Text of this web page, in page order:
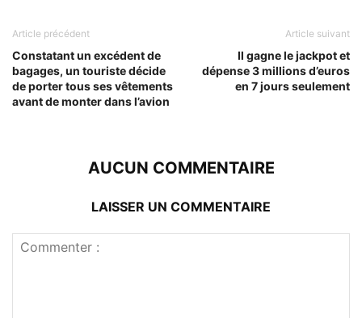
Article précédent
Constatant un excédent de
bagages, un touriste décide
de porter tous ses vêtements
avant de monter dans l’avion
Article suivant
Il gagne le jackpot et
dépense 3 millions d’euros
en 7 jours seulement
AUCUN COMMENTAIRE
LAISSER UN COMMENTAIRE